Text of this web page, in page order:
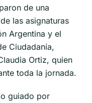
de una
las asignaturas
Argentina y el
Ciudadanía,
Ortiz, quien
toda la jornada.
guiado por